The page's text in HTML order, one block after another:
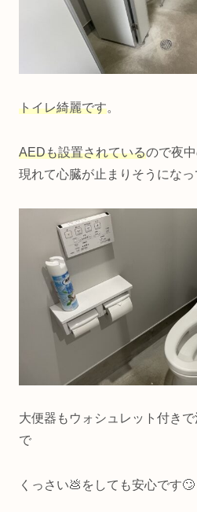
トイレ綺麗です。
AEDも設置されているので夜
現れて心臓が止まりそうにな
大便器もウォシュレット付き
で
くっさい💩をしても安心です🙄